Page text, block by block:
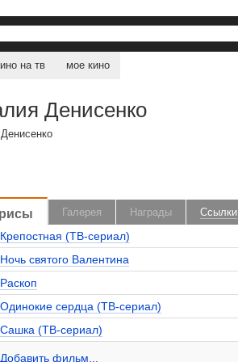
на тв мое кино
Денисенко
Галерея Награды Ссылки
Крепостная (ТВ-сериал)
Ночь святого Валентина
Раскоп
Одинокие сердца (ТВ-сериал)
Сашка (ТВ-сериал)
Добавить фильм...
сайте Кино-Театр.ru
своим мнением